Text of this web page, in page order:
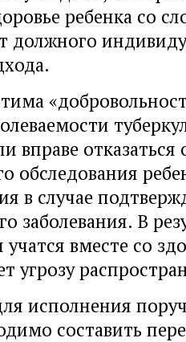
ребенка со
должного
вправе отказаться
обследования
в случае
заболевания. В
учатся вместе со
угрозу
исполнения
составить